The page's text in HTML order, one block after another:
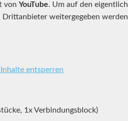
vonYouTube. Um auf den
Drittanbieter weitergegeben
entsperren
1x Verbindungsblock)